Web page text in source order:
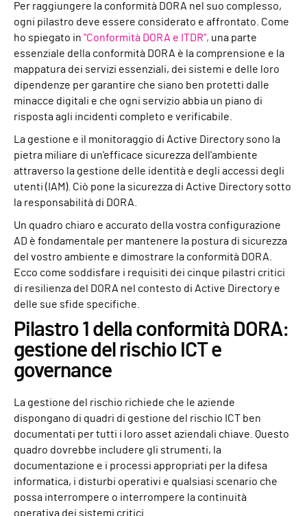
Per raggiungere la conformità DORA nel suo complesso,
ogni pilastro deve essere considerato e affrontato. Come
ho spiegato in "Conformità DORA e ITDR", una parte
essenziale della conformità DORA è la comprensione e la
mappatura dei servizi essenziali, dei sistemi e delle loro
dipendenze per garantire che siano ben protetti dalle
minacce digitali e che ogni servizio abbia un piano di
risposta agli incidenti completo e verificabile.
La gestione e il monitoraggio di Active Directory sono la
pietra miliare di un'efficace sicurezza dell'ambiente
attraverso la gestione delle identità e degli accessi degli
utenti (IAM). Ciò pone la sicurezza di Active Directory sotto
la responsabilità di DORA.
Un quadro chiaro e accurato della vostra configurazione
AD è fondamentale per mantenere la postura di sicurezza
del vostro ambiente e dimostrare la conformità DORA.
Ecco come soddisfare i requisiti dei cinque pilastri critici
di resilienza del DORA nel contesto di Active Directory e
delle sue sfide specifiche.
Pilastro 1 della conformità DORA:
gestione del rischio ICT e
governance
La gestione del rischio richiede che le aziende
dispongano di quadri di gestione del rischio ICT ben
documentati per tutti i loro asset aziendali chiave. Questo
quadro dovrebbe includere gli strumenti, la
documentazione e i processi appropriati per la difesa
informatica, i disturbi operativi e qualsiasi scenario che
possa interrompere o interrompere la continuità
operativa dei sistemi critici.